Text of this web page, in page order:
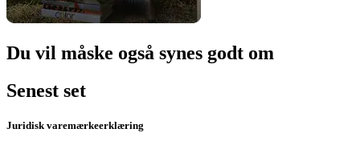
Du vil måske også synes godt om
Senest set
Juridisk varemærkeerklæring